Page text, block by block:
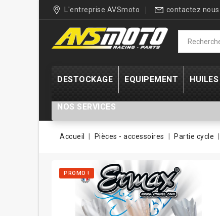
L'entreprise AVSmoto contactez nous
DESTOCKAGE EQUIPEMENT
NOS SERVICES
Accueil Pièces - accessoires Partie cycle
PROMO !